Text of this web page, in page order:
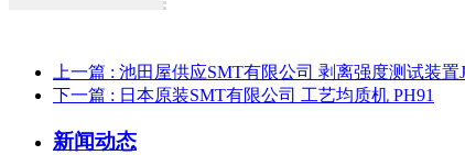
上一篇 : 池田屋供应SMT有限公司 剥离强度测试装置
下一篇 : 日本原装SMT有限公司 工艺均质机 PH91
新闻动态